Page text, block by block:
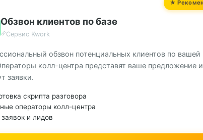
Обзвон клиентов по базе
Сервис Kwork
обзвон потенциальных клиентов по вашей
колл-центра представят ваше предложение и
заявки.
скрипта разговора
операторы колл-центра
и лидов